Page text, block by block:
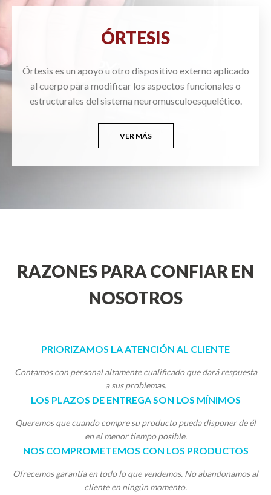
ÓRTESIS
Órtesis es un apoyo u otro dispositivo externo aplicado
al cuerpo para modificar los aspectos funcionales o
estructurales del sistema neuromusculoesquelético.
VER MÁS
RAZONES PARA CONFIAR EN
NOSOTROS
PRIORIZAMOS LA ATENCIÓN AL CLIENTE
Contamos con personal altamente cualificado que dará respuesta
a sus problemas.
LOS PLAZOS DE ENTREGA SON LOS MÍNIMOS
Queremos que cuando compre su producto pueda disponer de él
en el menor tiempo posible.
NOS COMPROMETEMOS CON LOS PRODUCTOS
Ofrecemos garantía en todo lo que vendemos. No abandonamos al
cliente en ningún momento.